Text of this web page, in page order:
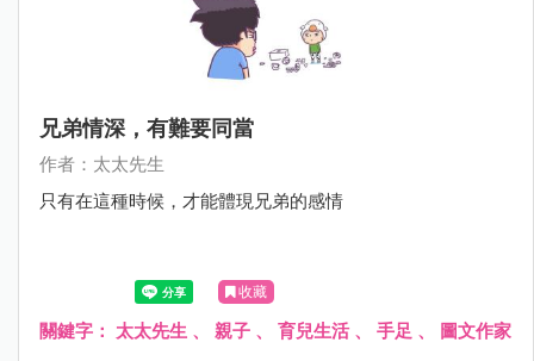
兄弟情深，有難要同當
作者：太太先生
只有在這種時候，才能體現兄弟的感情
收藏
關鍵字： 太太先生 、 親子 、 育兒生活、 手足 、 圖文作家